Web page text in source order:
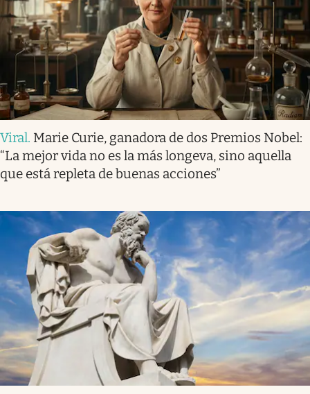
Viral. Marie Curie, ganadora de dos Premios Nobel:
“La mejor vida no es la más longeva, sino aquella
que está repleta de buenas acciones”